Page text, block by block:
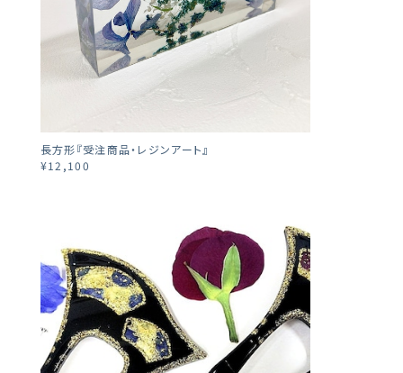
長方形『受注商品・レジンアート』
¥12,100